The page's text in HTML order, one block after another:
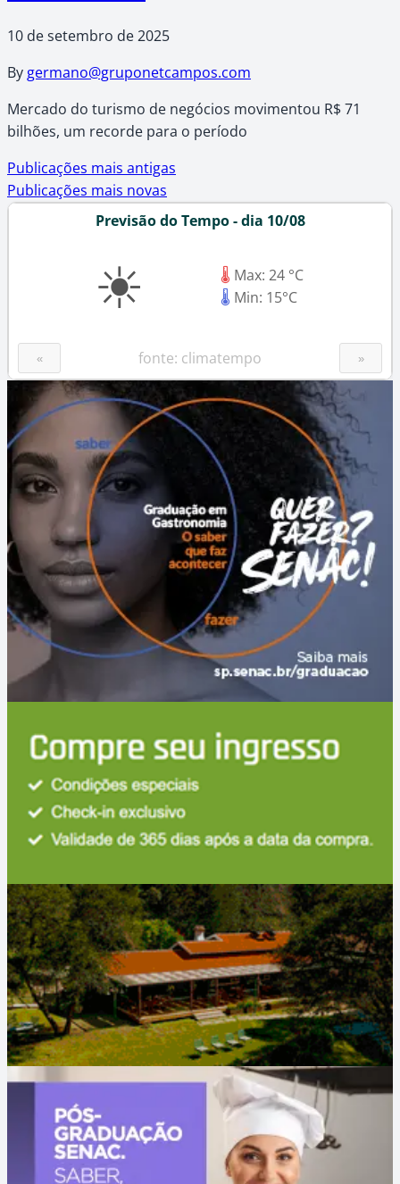
10 de setembro de 2025
By germano@gruponetcampos.com
Mercado do turismo de negócios movimentou R$ 71
bilhões, um recorde para o período
Navegação
por
Publicações mais antigas
Publicações mais novas
Previsão do Tempo - dia 10/08
☀ 🌡 Max: 24 °C
🌡 Min: 15°C
« fonte: climatempo »